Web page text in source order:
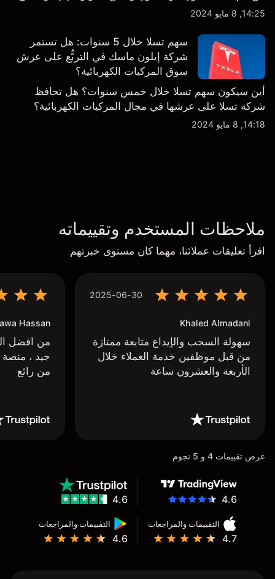
14:25, 8 مايو 2024
سهم تسلا خلال 5 سنوات: هل تستمر
شركة إيلون ماسك في التربُّع على عرش
سوق المركبات الكهربائية؟
أين سيكون سهم تسلا خلال خمس سنوات؟ هل تحافظ
شركة تسلا على عرشها في مجال المركبات الكهربائية؟
14:18, 8 مايو 2024
ملاحظات المستخدم وتقييماته
اقرأ تعليقات عملائنا، مهما كان مستوى خبرتهم
2025-06-30
Khaled Almadani
سهولة السحب والإيداع متابعة ممتازة
من قبل موظفين خدمة العملاء خلال
الأربعة والعشرون ساعة
Hassan
من افضل
جيد ،
من رائع
عرض تقييمات 4 و 5 نجوم
4.6
التقييمات والمراجعات
4.7
التقييمات والمراجعات
4.6
4.6